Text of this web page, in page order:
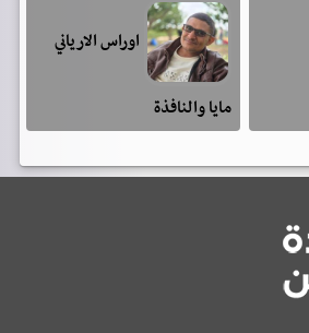
اوراس الارياني
مايا والنافذة